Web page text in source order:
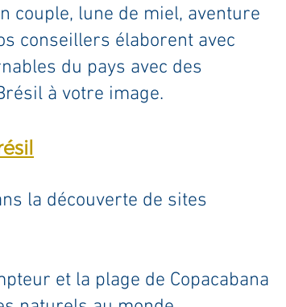
couple, lune de miel, aventure
conseillers élaborent avec
du pays avec des
à votre image.​
la découverte de sites
et la plage de Copacabana